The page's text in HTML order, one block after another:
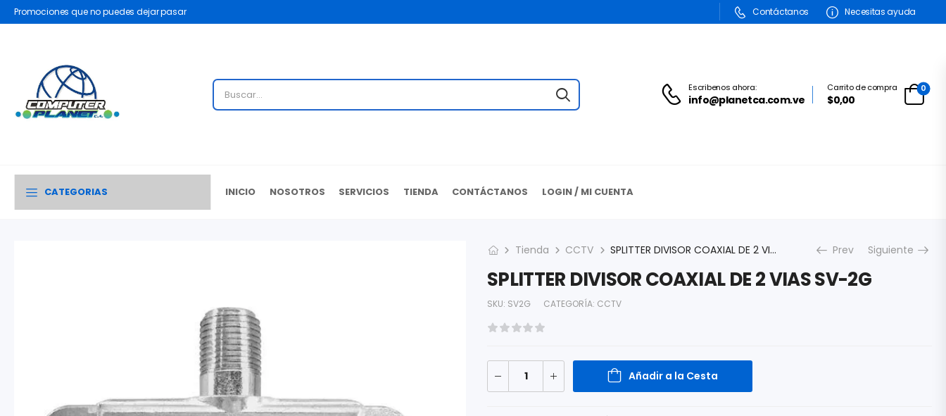
Promociones que no puedes dejar pasar Contáctanos Necesitas ayuda
Escribenos ahora:
info@planetca.com.ve
Carrito de compra
$0,00
0
CATEGORIAS INICIO NOSOTROS SERVICIOS TIENDA CONTÁCTANOS LOGIN / MI CUENTA
Tienda CCTV SPLITTER DIVISOR COAXIAL DE 2 VIAS SV-2G Prev Siguiente
SPLITTER DIVISOR COAXIAL DE 2 VIAS SV-2G
SKU: SV2G CATEGORÍA: CCTV
Añadir a la Cesta